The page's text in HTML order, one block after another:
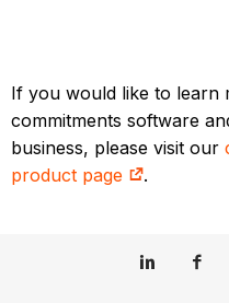
If you would like to learn
commitments software
business, please visit our
product page
.